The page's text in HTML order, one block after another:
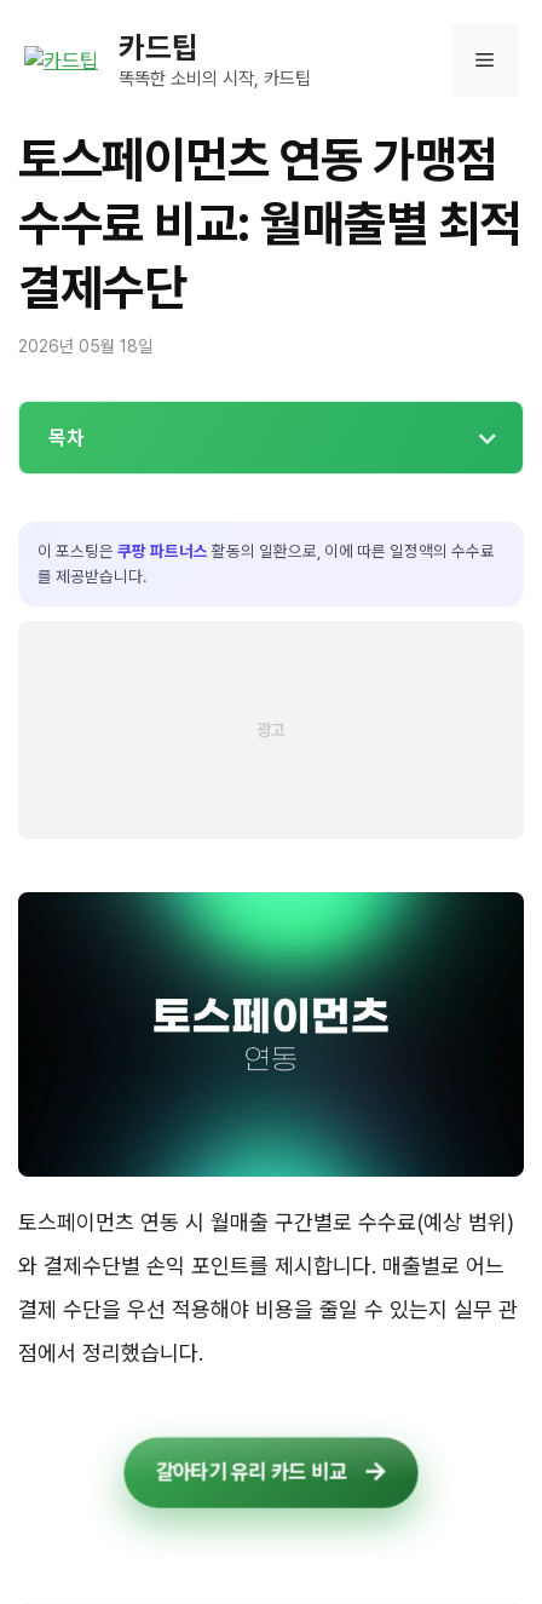
카드팁
똑똑한 소비의 시작, 카드팁
메
뉴
토스페이먼츠 연동 가맹점
수수료 비교: 월매출별 최적
결제수단
2026년 05월 18일
목차
이 포스팅은 쿠팡 파트너스 활동의 일환으로, 이에 따른 일정액의 수수료
를 제공받습니다.
토스페이먼츠 연동 시 월매출 구간별로 수수료(예상 범위)
와 결제수단별 손익 포인트를 제시합니다. 매출별로 어느
결제 수단을 우선 적용해야 비용을 줄일 수 있는지 실무 관
점에서 정리했습니다.
갈아타기 유리 카드 비교